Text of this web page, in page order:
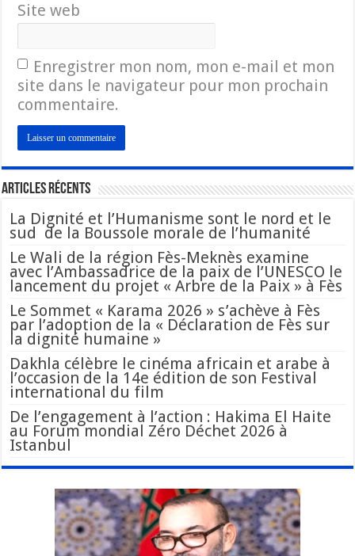
Site web
Enregistrer mon nom, mon e-mail et mon
site dans le navigateur pour mon prochain
commentaire.
Articles Récents
La Dignité et l’Humanisme sont le nord et le
sud de la Boussole morale de l’humanité
Le Wali de la région Fès-Meknès examine
avec l’Ambassadrice de la paix de l’UNESCO le
lancement du projet « Arbre de la Paix » à Fès
Le Sommet « Karama 2026 » s’achève à Fès
par l’adoption de la « Déclaration de Fès sur
la dignité humaine »
Dakhla célèbre le cinéma africain et arabe à
l’occasion de la 14e édition de son Festival
international du film
De l’engagement à l’action : Hakima El Haite
au Forum mondial Zéro Déchet 2026 à
Istanbul